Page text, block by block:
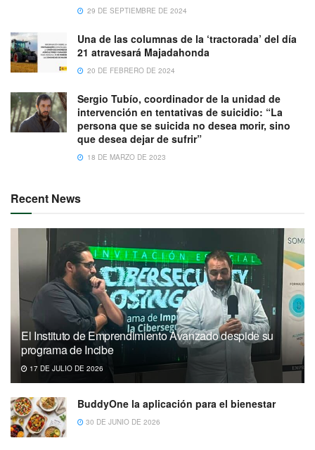
29 DE SEPTIEMBRE DE 2024
Una de las columnas de la ‘tractorada’ del día
21 atravesará Majadahonda
20 DE FEBRERO DE 2024
Sergio Tubío, coordinador de la unidad de
intervención en tentativas de suicidio: “La
persona que se suicida no desea morir, sino
que desea dejar de sufrir”
18 DE MARZO DE 2023
Recent News
El Instituto de Emprendimiento Avanzado despide su
programa de Incibe
17 DE JULIO DE 2026
BuddyOne la aplicación para el bienestar
30 DE JUNIO DE 2026